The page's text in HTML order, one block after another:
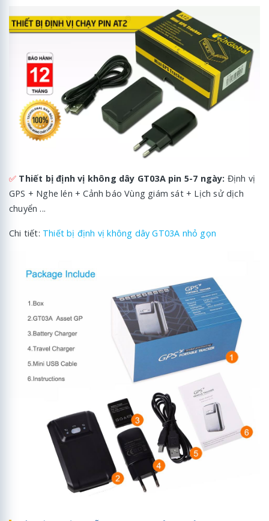
✅ Thiết bị định vị không dây GT03A pin 5-7 ngày: Định vị
GPS + Nghe lén + Cảnh báo Vùng giám sát + Lịch sử dịch
chuyển ...
Chi tiết: Thiết bị định vị không dây GT03A nhỏ gọn